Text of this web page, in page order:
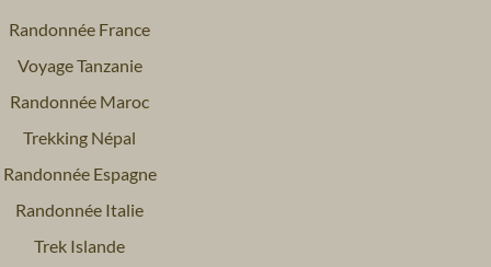
Randonnée France
Voyage Tanzanie
Randonnée Maroc
Trekking Népal
Randonnée Espagne
Randonnée Italie
Trek Islande